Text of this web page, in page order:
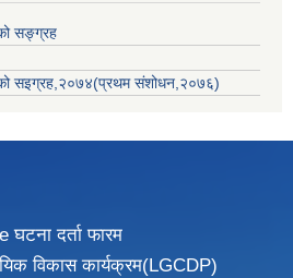
सङ्ग्रह
सइग्रह,२०७४(प्रथम संशोधन,२०७६)
घटना दर्ता फारम
विकासकार्यक्रम(LGCDP)